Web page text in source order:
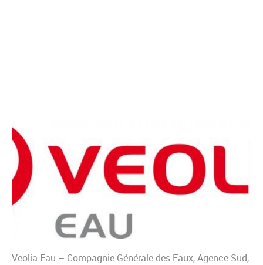
Veolia Eau – Compagnie Générale des Eaux, Agence Sud,